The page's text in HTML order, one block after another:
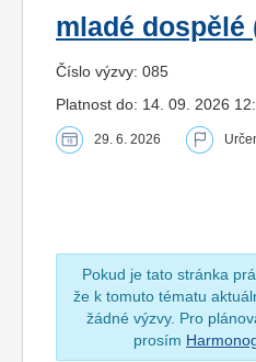
mladé dospělé
Číslo výzvy: 085
Platnost do: 14. 09. 2026
29. 6. 2026
Pokud je tato stránka
že k tomuto tématu
žádné výzvy. Pro
prosím